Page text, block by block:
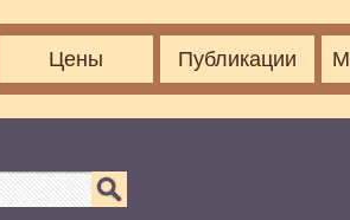
Цены Публикации